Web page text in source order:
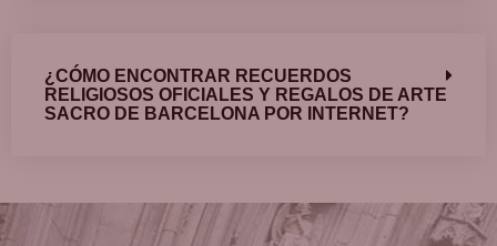
¿CÓMO ENCONTRAR RECUERDOS
RELIGIOSOS OFICIALES Y REGALOS DE ARTE
SACRO DE BARCELONA POR INTERNET?